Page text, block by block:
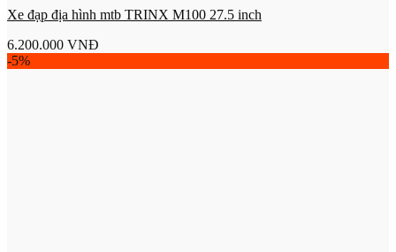
Xe đạp địa hình mtb TRINX M100 27.5 inch
6.200.000 VNĐ
-5%